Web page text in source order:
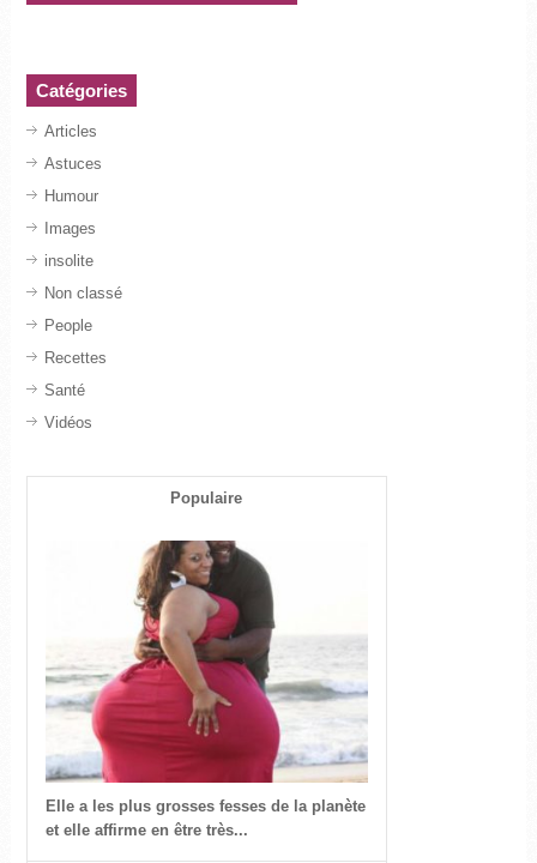
Catégories
Articles
Astuces
Humour
Images
insolite
Non classé
People
Recettes
Santé
Vidéos
Populaire
Elle a les plus grosses fesses de la planète
et elle affirme en être très...